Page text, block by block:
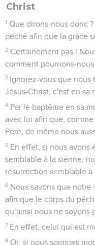
Christ
1 Que dirons-nous donc
péché afin que la grâce
2 Certainement pas !
comment pourrions-
3 Ignorez-vous que nous
Jésus-Christ, c'est en sa
4 Par le baptême en sa
avec lui afin que,
Père, de même nous
5 En effet, si nous avons
semblable à la sienne,
résurrection semblable à
6 Nous savons que
afin que le corps du
qu’ainsi nous ne soyons
7 En effet, celui qui est
8 Or, si nous sommes